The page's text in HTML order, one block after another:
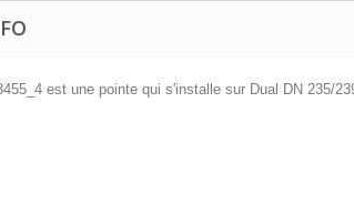
est une pointe qui s'installe sur Dual DN 235/